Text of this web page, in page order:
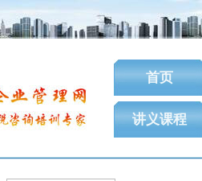
首页
讲义课程